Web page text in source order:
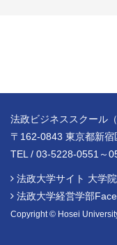
法政ビジネススクール
〒162-0843 東京都新
TEL / 03-5228-0551～
法政大学サイト 大学
法政大学経営学部
Copyright © Hosei